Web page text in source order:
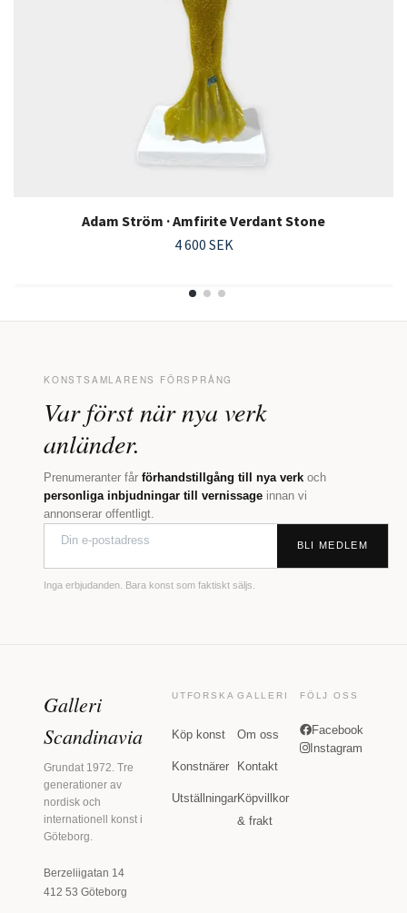
Adam Ström · Amfirite Verdant Stone
4 600 SEK
KONSTSAMLARENS FÖRSPRÅNG
Var först när nya verk
anländer.
Prenumeranter får förhandstillgång till nya verk och
personliga inbjudningar till vernissage innan vi
annonserar offentligt.
BLI MEDLEM
Inga erbjudanden. Bara konst som faktiskt säljs.
Galleri
Scandinavia
Grundat 1972. Tre
generationer av
nordisk och
internationell konst i
Göteborg.
Berzeliigatan 14
412 53 Göteborg
UTFORSKA
Köp konst
Konstnärer
Utställningar
GALLERI
Om oss
Kontakt
Köpvillkor
& frakt
FÖLJ OSS
Facebook
Instagram